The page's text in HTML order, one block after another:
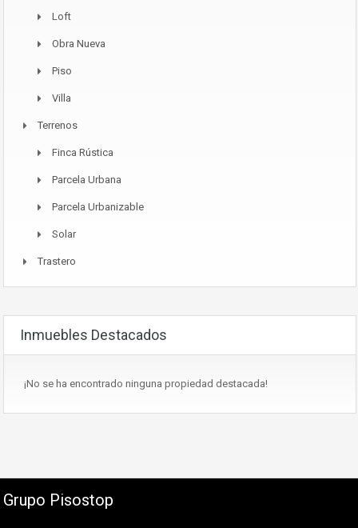
Loft
Obra Nueva
Piso
Villa
Terrenos
Finca Rústica
Parcela Urbana
Parcela Urbanizable
Solar
Trastero
Inmuebles Destacados
¡No se ha encontrado ninguna propiedad destacada!
Grupo Pisostop